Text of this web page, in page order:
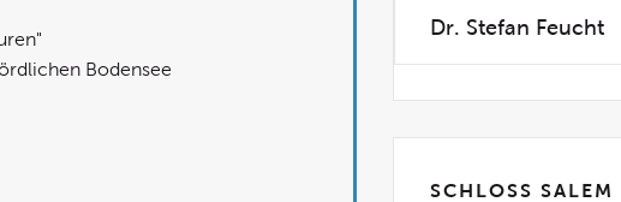
Bodensee
Dr. Stefan Feucht
SCHLOSS SALEM